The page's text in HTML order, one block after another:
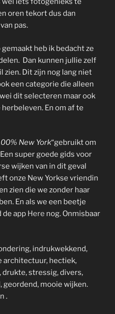
oren tekort dus dan
pas.
heb ik bedacht ze
Dan kunnen jullie zelf
zien. Dit zijn nog lang niet
een categorie die alleen
dit selecteren maar ook
En om af te
New York“gebruikt om
super goede gids voor
wijken van in dit geval
onze New Yorkse vriendin
zien die we zonder haar
En als we een beetje
de app Here nog. Onmisbaar
indrukwekkend,
architectuur, hectiek,
stressig, divers,
geordend, mooie wijken.
.